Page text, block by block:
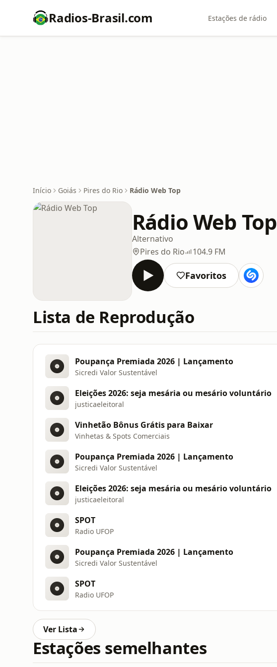
Radios-Brasil.com Estações de rádio
Início Goiás Pires do Rio Rádio Web Top
Rádio Web Top
Alternativo
Pires do Rio
104.9 FM
Favoritos
Lista de Reprodução
Poupança Premiada 2026 | Lançamento
Sicredi Valor Sustentável
Eleições 2026: seja mesária ou mesário voluntário
justicaeleitoral
Vinhetão Bônus Grátis para Baixar
Vinhetas & Spots Comerciais
Poupança Premiada 2026 | Lançamento
Sicredi Valor Sustentável
Eleições 2026: seja mesária ou mesário voluntário
justicaeleitoral
SPOT
Radio UFOP
Poupança Premiada 2026 | Lançamento
Sicredi Valor Sustentável
SPOT
Radio UFOP
Ver Lista
Estações semelhantes